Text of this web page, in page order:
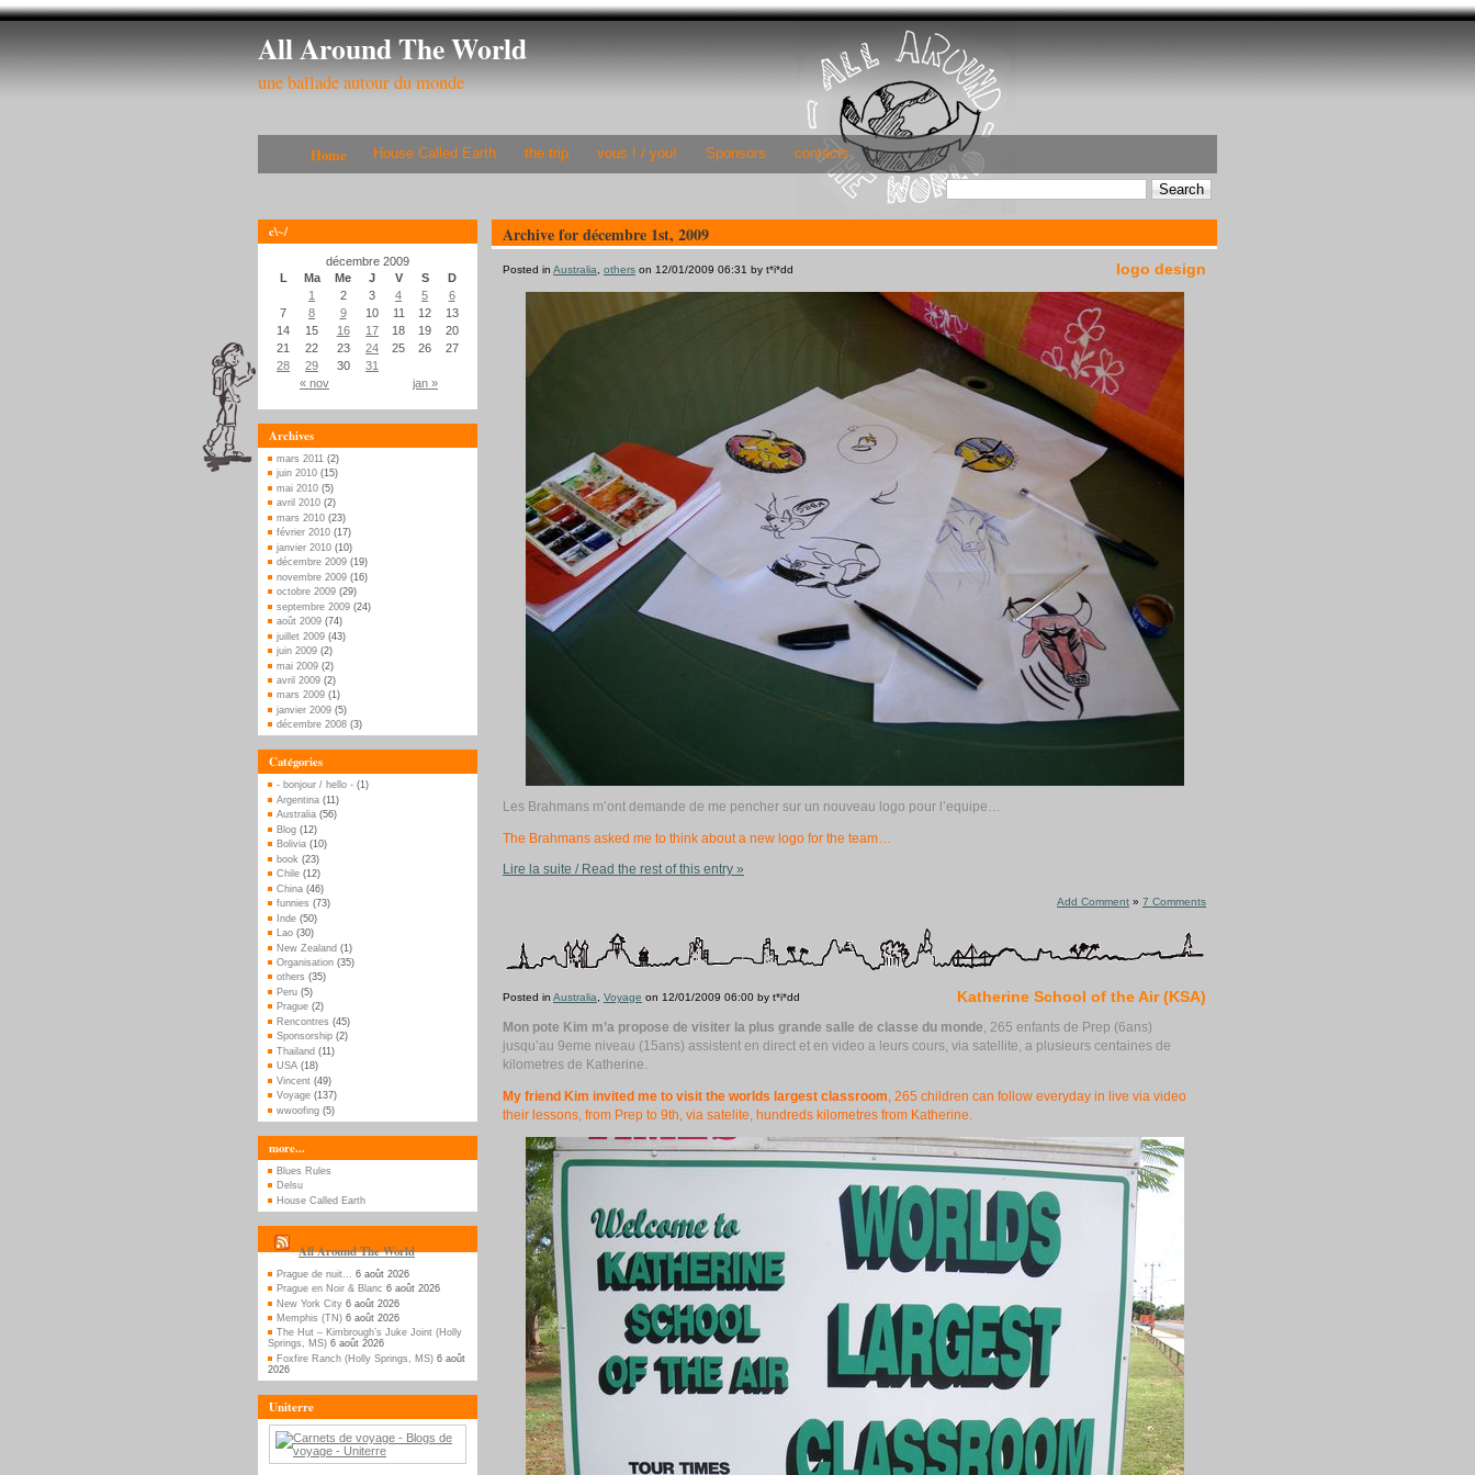
All Around The World
une ballade autour du monde
Home House Called Earth the trip vous ! / you! Sponsors contacts
c\~/
décembre 2009
L
Ma Me J V S D
« nov jan »
1 2 3 4 5
6
7
8 9 10 11 12
13
14
15 16 17 18 19
20
21
22 23 24 25 26
27
28
29 30 31
Archives
mars 2011 (2)
juin 2010 (15)
mai 2010 (5)
avril 2010 (2)
mars 2010 (23)
février 2010 (17)
janvier 2010 (10)
décembre 2009 (19)
novembre 2009 (16)
octobre 2009 (29)
septembre 2009 (24)
août 2009 (74)
juillet 2009 (43)
juin 2009 (2)
mai 2009 (2)
avril 2009 (2)
mars 2009 (1)
janvier 2009 (5)
décembre 2008 (3)
Catégories
- bonjour / hello - (1)
Argentina (11)
Australia (56)
Blog (12)
Bolivia (10)
book (23)
Chile (12)
China (46)
funnies (73)
Inde (50)
Lao (30)
New Zealand (1)
Organisation (35)
others (35)
Peru (5)
Prague (2)
Rencontres (45)
Sponsorship (2)
Thailand (11)
USA (18)
Vincent (49)
Voyage (137)
wwoofing (5)
more...
Blues Rules
Delsu
House Called Earth
All Around The World
Prague de nuit…
6 août 2026
Prague en Noir & Blanc 6 août 2026
New York City 6 août 2026
Memphis (TN) 6 août 2026
The Hut – Kimbrough’s Juke Joint (Holly
Springs, MS) 6 août 2026
Foxfire Ranch (Holly Springs, MS) 6 août
2026
Uniterre
Archive for décembre 1st, 2009
logo design
Posted in Australia others on 12/01/2009 06:31 by t*i*dd
Les Brahmans m’ont demande de me pencher sur un nouveau logo pour l’equipe…
The Brahmans asked me to think about a new logo for the team…
Lire la suite / Read the rest of this entry »
Add Comment » 7 Comments
Katherine School of the Air (KSA)
Posted in Australia Voyage on 12/01/2009 06:00 by t*i*dd
Mon pote Kim m’a propose de visiter la plus grande salle de classe du monde , 265 enfants de Prep (6ans)
jusqu’au 9eme niveau (15ans) assistent en direct et en video a leurs cours, via satellite, a plusieurs centaines de
kilometres de Katherine.
My friend Kim invited me to visit the worlds largest classroom , 265 children can follow everyday in live via video
their lessons, from Prep to 9th, via satelite, hundreds kilometres from Katherine.